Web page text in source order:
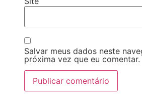
Salvar meus dados neste
próxima vez que eu comentar.